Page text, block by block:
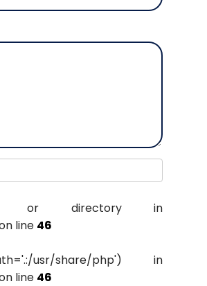
or directory in
line 46
usr/share/php') in
line 46